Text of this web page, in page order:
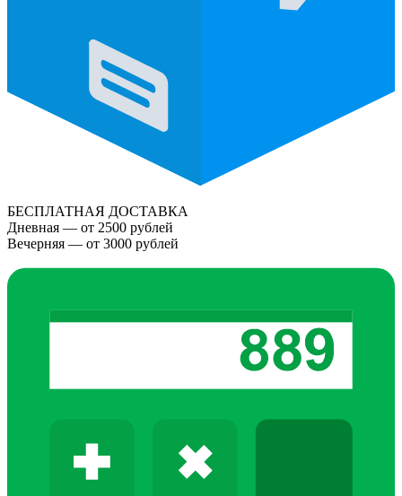
БЕСПЛАТНАЯ ДОСТАВКА
Дневная — от 2500 рублей
Вечерняя — от 3000 рублей